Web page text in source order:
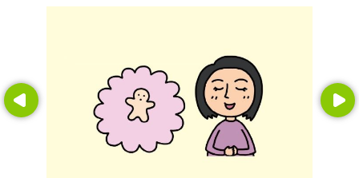
Prev Next